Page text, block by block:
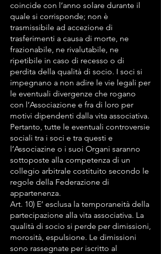
coincide con l’anno solare durante il
quale si corrisponde; non è
trasmissibile ad accezione di
trasferimenti a causa di morte, ne
frazionabile, ne rivalutabile, ne
ripetibile in caso di recesso o di
perdita della qualità di socio. I soci si
impegnano a non adire le vie legali per
le eventuali divergenze che rogano
con l’Associazione e fra di loro per
motivi dipendenti dalla vita associativa.
Pertanto, tutte le eventuali controversie
sociali tra i soci e tra questi e
l’Associazine o i suoi Organi saranno
sottoposte alla competenza di un
collegio arbitrale costituito secondo le
regole della Federazione di
appartenenza.
Art. 10) E’ esclusa la temporaneità della
partecipazione alla vita associativa. La
qualità di socio si perde per dimissioni,
morosità, espulsione. Le dimissioni
sono rassegnate per iscritto al